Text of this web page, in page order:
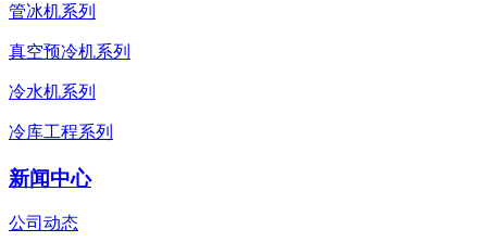
管冰机系列
真空预冷机系列
冷水机系列
冷库工程系列
新闻中心
公司动态